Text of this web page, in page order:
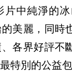
片中純淨的
美麗，同時
各界好評不
特別的公益包